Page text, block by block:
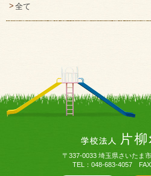
全て
〒337-0033 埼玉県さいたま
TEL：048-683-4057